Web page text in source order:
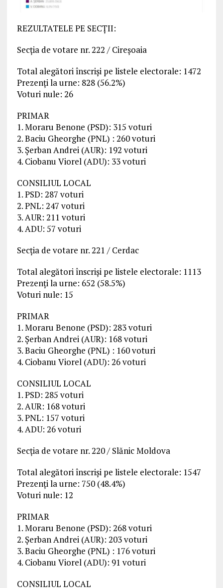
REZULTATELE PE SECȚII:
Secția de votare nr. 222 / Cireșoaia
Total alegători înscriși pe listele electorale: 1472
Prezenți la urne: 828 (56.2%)
Voturi nule: 26
PRIMAR
1. Moraru Benone (PSD): 315 voturi
2. Baciu Gheorghe (PNL) : 260 voturi
3. Șerban Andrei (AUR): 192 voturi
4. Ciobanu Viorel (ADU): 33 voturi
CONSILIUL LOCAL
1. PSD: 287 voturi
2. PNL: 247 voturi
3. AUR: 211 voturi
4. ADU: 57 voturi
Secția de votare nr. 221 / Cerdac
Total alegători înscriși pe listele electorale: 1113
Prezenți la urne: 652 (58.5%)
Voturi nule: 15
PRIMAR
1. Moraru Benone (PSD): 283 voturi
2. Șerban Andrei (AUR): 168 voturi
3. Baciu Gheorghe (PNL) : 160 voturi
4. Ciobanu Viorel (ADU): 26 voturi
CONSILIUL LOCAL
1. PSD: 285 voturi
2. AUR: 168 voturi
3. PNL: 157 voturi
4. ADU: 26 voturi
Secția de votare nr. 220 / Slănic Moldova
Total alegători înscriși pe listele electorale: 1547
Prezenți la urne: 750 (48.4%)
Voturi nule: 12
PRIMAR
1. Moraru Benone (PSD): 268 voturi
2. Șerban Andrei (AUR): 203 voturi
3. Baciu Gheorghe (PNL) : 176 voturi
4. Ciobanu Viorel (ADU): 91 voturi
CONSILIUL LOCAL